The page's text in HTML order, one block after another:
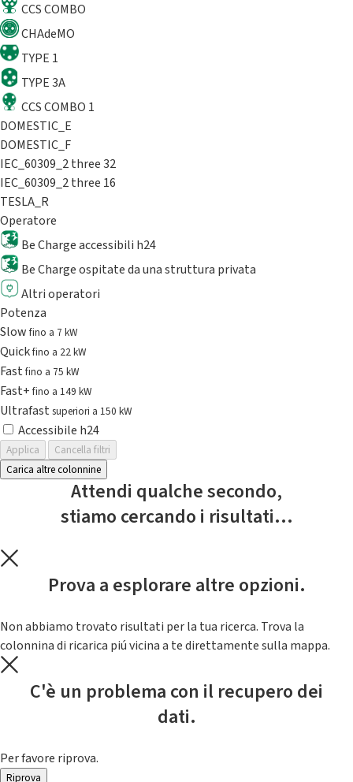
CCS COMBO
CHAdeMO
TYPE 1
TYPE 3A
CCS COMBO 1
DOMESTIC_E
DOMESTIC_F
IEC_60309_2 three 32
IEC_60309_2 three 16
TESLA_R
Operatore
Be Charge accessibili h24
Be Charge ospitate da una struttura privata
Altri operatori
Potenza
Slowfino a 7 kW
Quickfino a 22 kW
Fastfino a 75 kW
Fast+fino a 149 kW
Ultrafast superiori a 150 kW
Accessibile h24
Applica
Cancella filtri
Carica altre colonnine
Attendi qualche secondo,
stiamo cercando i risultati...
Prova a esplorare altre opzioni.
Non abbiamo trovato risultati per la tua ricerca. Trova la
colonnina di ricarica piú vicina a te direttamente sulla mappa.
C'è un problema con il recupero dei
dati.
Per favore riprova.
Riprova